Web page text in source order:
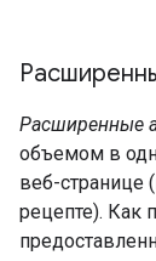
Расширенные
объемом в
веб-странице
рецепте). Как